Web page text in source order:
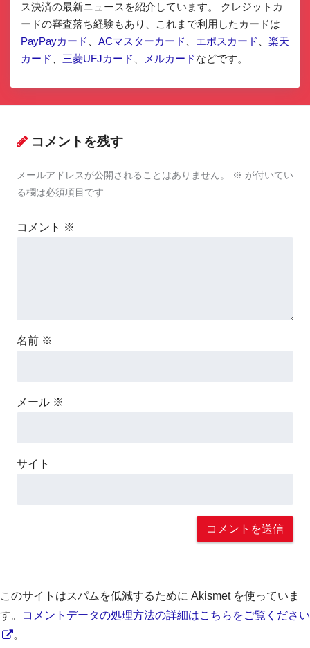
ス決済の最新ニュースを紹介しています。 クレジットカ
ードの審査落ち経験もあり、これまで利用したカードは
PayPayカード
ACマスターカード エポスカード
楽天
カード
三菱UFJカード メルカードなどです。
コメントを残す
メールアドレスが公開されることはありません。 ※ が付いてい
る欄は必須項目です
コメント ※
名前 ※
メール ※
サイト
このサイトはスパムを低減するために Akismet を使っていま
す。
コメントデータの処理方法の詳細はこちらをご覧ください
。